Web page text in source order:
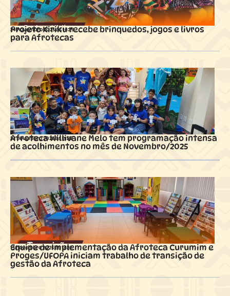
24 novembro 2025 ás14:29
Projeto Kiriku recebe brinquedos, jogos e livros
para Afrotecas
22 novembro 2025 ás21:37
Afroteca Willivane Melo tem programação intensa
de acolhimentos no mês de Novembro/2025
15 novembro 2025 ás16:17
Equipe de Implementação da Afroteca Curumim e
Proges/UFOPA iniciam trabalho de transição de
gestão da Afroteca